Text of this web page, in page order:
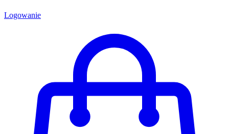
Logowanie